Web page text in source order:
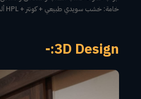
خامة: خشب سويدي طبيعي + كونتر + HPL ألماني
3D Design:-